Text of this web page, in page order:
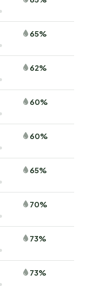
65%
62%
60%
60%
65%
70%
73%
73%